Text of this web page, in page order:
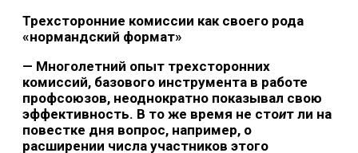
Трехсторонние комиссии как своего рода
«нормандский формат»
— Многолетний опыт трехсторонних
комиссий, базового инструмента в работе
профсоюзов, неоднократно показывал свою
эффективность. В то же время не стоит ли на
повестке дня вопрос, например, о
расширении числа участников этого